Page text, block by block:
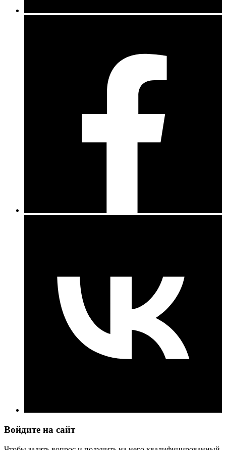
Войдите на сайт